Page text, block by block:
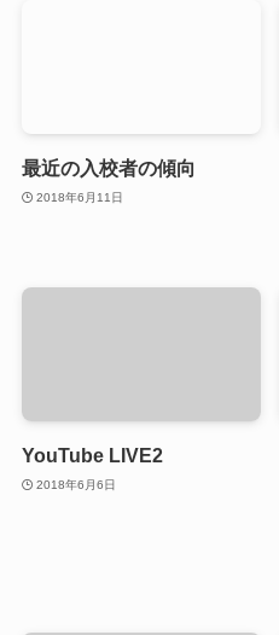
最近の入校者の傾向
2018年6月11日
YouTube LIVE2
2018年6月6日